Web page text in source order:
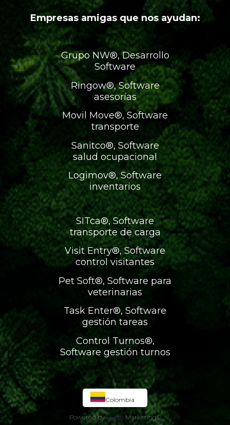
Empresas amigas que nos ayudan:
Grupo NW®, Desarrollo
Software
Ringow®, Software
asesorías
Movil Move®, Software
transporte
Sanitco®, Software
salud ocupacional
Logimov®, Software
inventarios
SITca®, Software
transporte de carga
Visit Entry®, Software
control visitantes
Pet Soft®, Software para
veterinarias
Task Enter®, Software
gestión tareas
Control Turnos®,
Software gestión turnos
Colombia
Powered by Kyoto Marketing©